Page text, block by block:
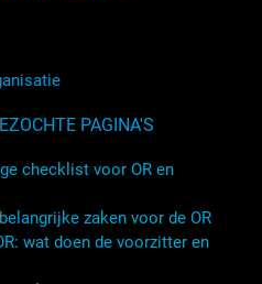
PAGINA'S
checklist voor OR en
zaken voor de OR
wat doen de voorzitter en